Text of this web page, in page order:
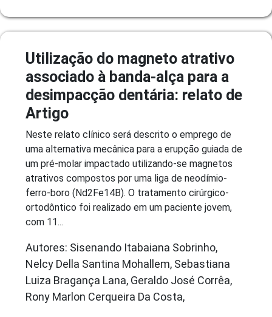
Utilização do magneto atrativo
associado à banda-alça para a
desimpacção dentária: relato de
Artigo
Neste relato clínico será descrito o emprego de
uma alternativa mecânica para a erupção guiada de
um pré-molar impactado utilizando-se magnetos
atrativos compostos por uma liga de neodímio-
ferro-boro (Nd2Fe14B). O tratamento cirúrgico-
ortodôntico foi realizado em um paciente jovem,
com 11...
Autores: Sisenando Itabaiana Sobrinho,
Nelcy Della Santina Mohallem, Sebastiana
Luiza Bragança Lana, Geraldo José Corrêa,
Rony Marlon Cerqueira Da Costa,